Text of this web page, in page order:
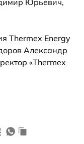
Юрьевич,
Thermex Energy
Александр
«Thermex